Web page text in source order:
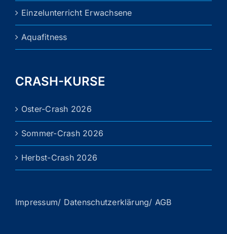
Einzelunterricht Erwachsene
Aquafitness
CRASH-KURSE
Oster-Crash 2026
Sommer-Crash 2026
Herbst-Crash 2026
Impressum/ Datenschutzerklärung/ AGB